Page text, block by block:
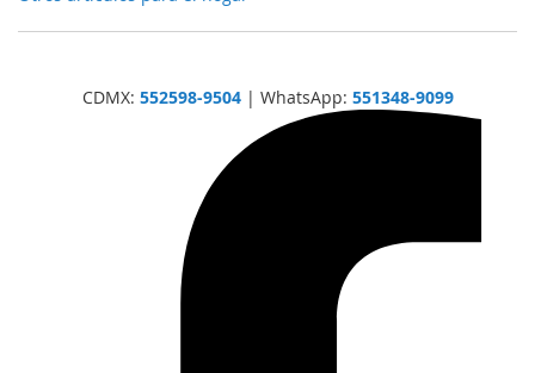
CDMX: 552598-9504| WhatsApp: 551348-9099